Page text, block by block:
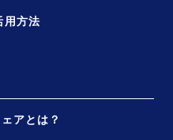
用方法
アとは？